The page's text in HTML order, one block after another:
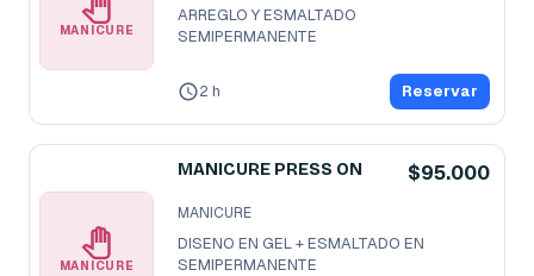
MANICURE
ARREGLO Y ESMALTADO
SEMIPERMANENTE
2 h Reservar
MANICURE
MANICURE PRESS ON $95.000
MANICURE
DISENO EN GEL + ESMALTADO EN
SEMIPERMANENTE